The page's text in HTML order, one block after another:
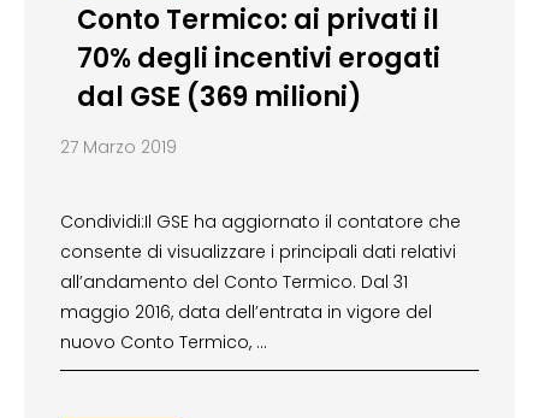
Conto Termico: ai privati il
70% degli incentivi erogati
dal GSE (369 milioni)
27 Marzo 2019
Condividi:Il GSE ha aggiornato il contatore che
consente di visualizzare i principali dati relativi
all’andamento del Conto Termico. Dal 31
maggio 2016, data dell’entrata in vigore del
nuovo Conto Termico, …